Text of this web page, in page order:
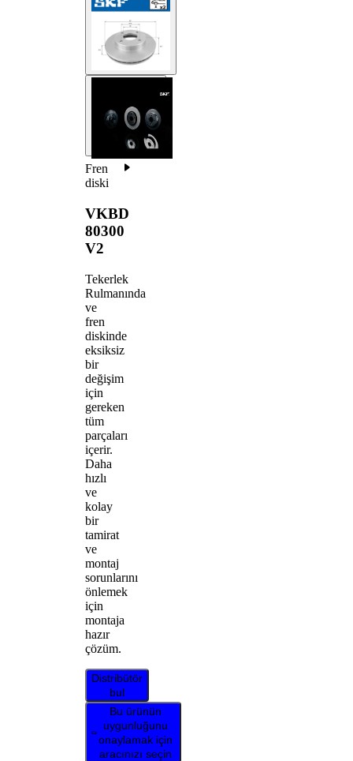
Fren
diski
VKBD
80300
V2
Tekerlek
Rulmanında
ve
fren
diskinde
eksiksiz
bir
değişim
için
gereken
tüm
parçaları
içerir.
Daha
hızlı
ve
kolay
bir
tamirat
ve
montaj
sorunlarını
önlemek
için
montaja
hazır
çözüm.
Distribütör
bul
Bu ürünün
uygunluğunu
onaylamak için
aracınızı seçin